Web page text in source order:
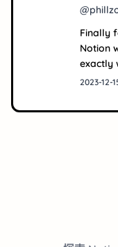
Finally
Notion
exactly
2023-12-